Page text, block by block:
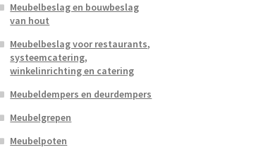
Meubelbeslag en bouwbeslag
van hout
Meubelbeslag voor restaurants,
systeemcatering,
winkelinrichting en catering
Meubeldempers en deurdempers
Meubelgrepen
Meubelpoten